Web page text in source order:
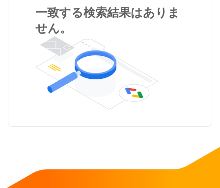
一致する検索結果はありま
せん。